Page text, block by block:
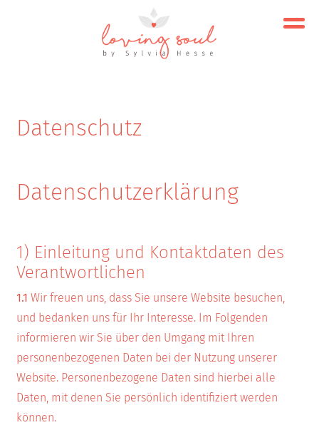
Datenschutz
Datenschutzerklärung
1) Einleitung und Kontaktdaten des
Verantwortlichen
1.1 Wir freuen uns, dass Sie unsere Website besuchen,
und bedanken uns für Ihr Interesse. Im Folgenden
informieren wir Sie über den Umgang mit Ihren
personenbezogenen Daten bei der Nutzung unserer
Website. Personenbezogene Daten sind hierbei alle
Daten, mit denen Sie persönlich identifiziert werden
können.